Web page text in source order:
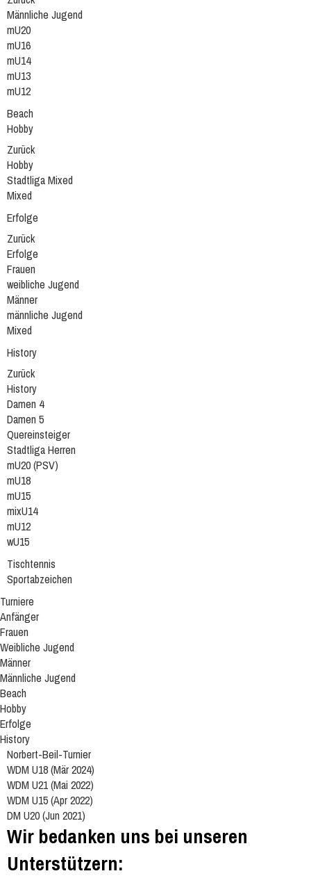
Männliche Jugend
mU20
mU16
mU14
mU13
mU12
Beach
Hobby
Zurück
Hobby
Stadtliga Mixed
Mixed
Erfolge
Zurück
Erfolge
Frauen
weibliche Jugend
Männer
männliche Jugend
Mixed
History
Zurück
History
Damen 4
Damen 5
Quereinsteiger
Stadtliga Herren
mU20 (PSV)
mU18
mU15
mixU14
mU12
wU15
Tischtennis
Sportabzeichen
Turniere
Anfänger
Frauen
Weibliche Jugend
Männer
Männliche Jugend
Beach
Hobby
Erfolge
History
Norbert-Beil-Turnier
WDM U18 (Mär 2024)
WDM U21 (Mai 2022)
WDM U15 (Apr 2022)
DM U20 (Jun 2021)
Wir bedanken uns bei unseren
Unterstützern: